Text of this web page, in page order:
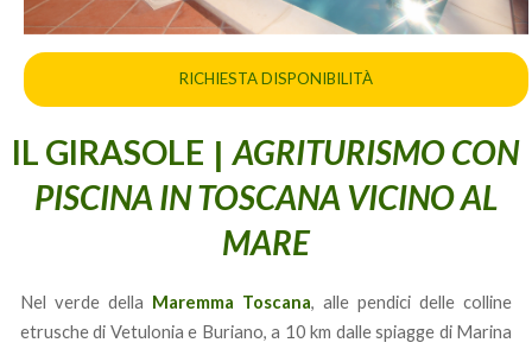
RICHIESTA DISPONIBILITÀ
IL GIRASOLE |AGRITURISMO CON
PISCINA IN TOSCANA VICINO AL
MARE
Nel verde della Maremma Toscana, alle pendici delle colline
etrusche di Vetulonia e Buriano, a 10 km dalle spiagge di Marina